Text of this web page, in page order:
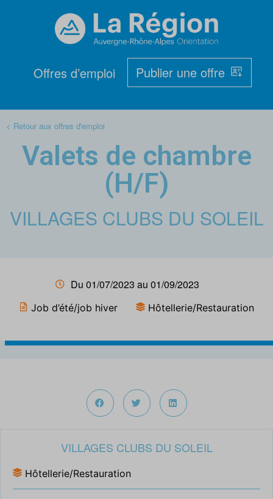
Offres d’emploi Publier une offre
< Retour aux offres d'emploi
Valets de chambre
(H/F)
VILLAGES CLUBS DU SOLEIL
Du 01/07/2023 au 01/09/2023
Job d’été/job hiver Hôtellerie/Restauration
VILLAGES CLUBS DU SOLEIL
Hôtellerie/Restauration